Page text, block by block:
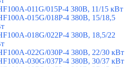
011G/015P-4 380В, 11/15 кВт
015G/018P-4 380В, 15/18,5
018G/022P-4 380В, 18,5/22
022G/030P-4 380В, 22/30 кВт
030G/037P-4 380В, 30/37 кВт